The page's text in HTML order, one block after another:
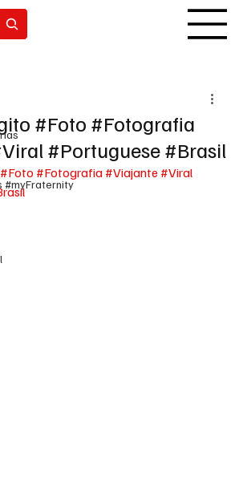
#myFraternity
#Foto #Fotografia
#Portuguese #Brasil
#Foto #Fotografia #Viajante #Viral